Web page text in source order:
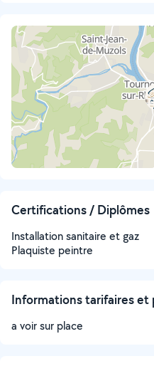
Certifications / Diplômes
Installation sanitaire et gaz
Plaquiste peintre
Informations tarifaires et
a voir sur place